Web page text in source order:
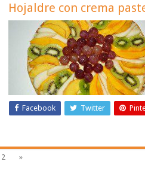
Hojaldre con crema
Facebook Twitter
2 »